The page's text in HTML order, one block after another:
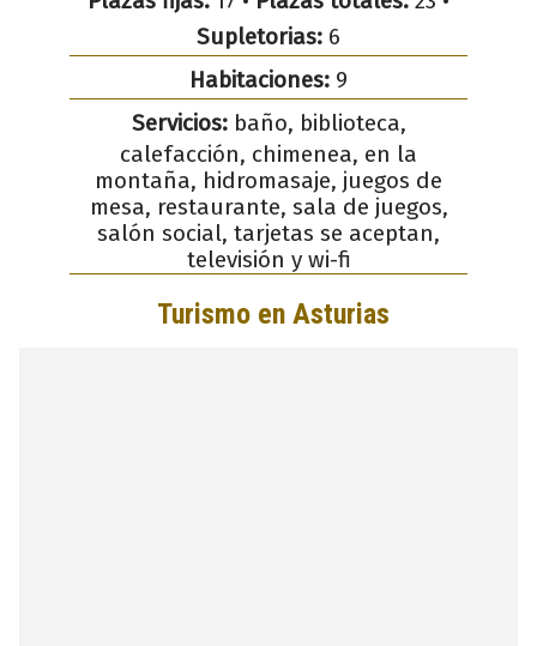
Supletorias: 6
Habitaciones: 9
Servicios:baño, biblioteca,
calefacción, chimenea, en la
montaña, hidromasaje, juegos de
mesa, restaurante, sala de juegos,
salón social, tarjetas se aceptan,
televisión y wi-fi